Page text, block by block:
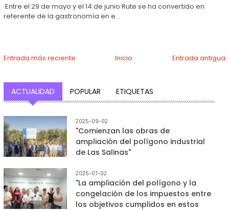
Entre el 29 de mayo y el 14 de junio Rute se ha convertido en
referente de la gastronomía en e...
Entrada más reciente Entrada antigua
Inicio
ACTUALIDAD POPULAR ETIQUETAS
2025-09-02
"Comienzan las obras de
ampliación del polígono industrial
de Las Salinas"
2025-07-02
"La ampliación del polígono y la
congelación de los impuestos entre
los objetivos cumplidos en estos